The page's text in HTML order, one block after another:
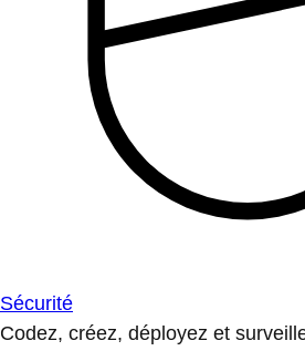
Sécurité
Codez, créez, déployez et